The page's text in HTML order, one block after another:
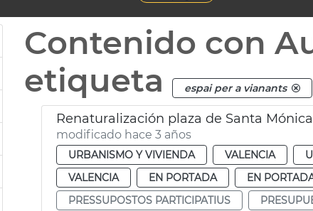
Contenido con
etiqueta
espai per a vianants
Renaturalización plaza de Santa Mónica
modificado hace 3 años
URBANISMO Y VIVIENDA VALENCIA
VALENCIA
EN PORTADA EN
PRESSUPOSTOS PARTICIPATIUS